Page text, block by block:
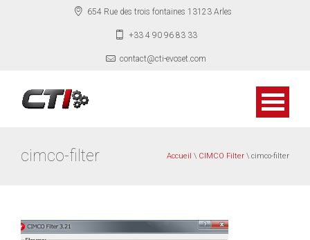
654 Rue des trois fontaines 13123 Arles
+33 4 90 96 83 33
contact@cti-evoset.com
cimco-filter Accueil \ CIMCO Filter \ cimco-filter